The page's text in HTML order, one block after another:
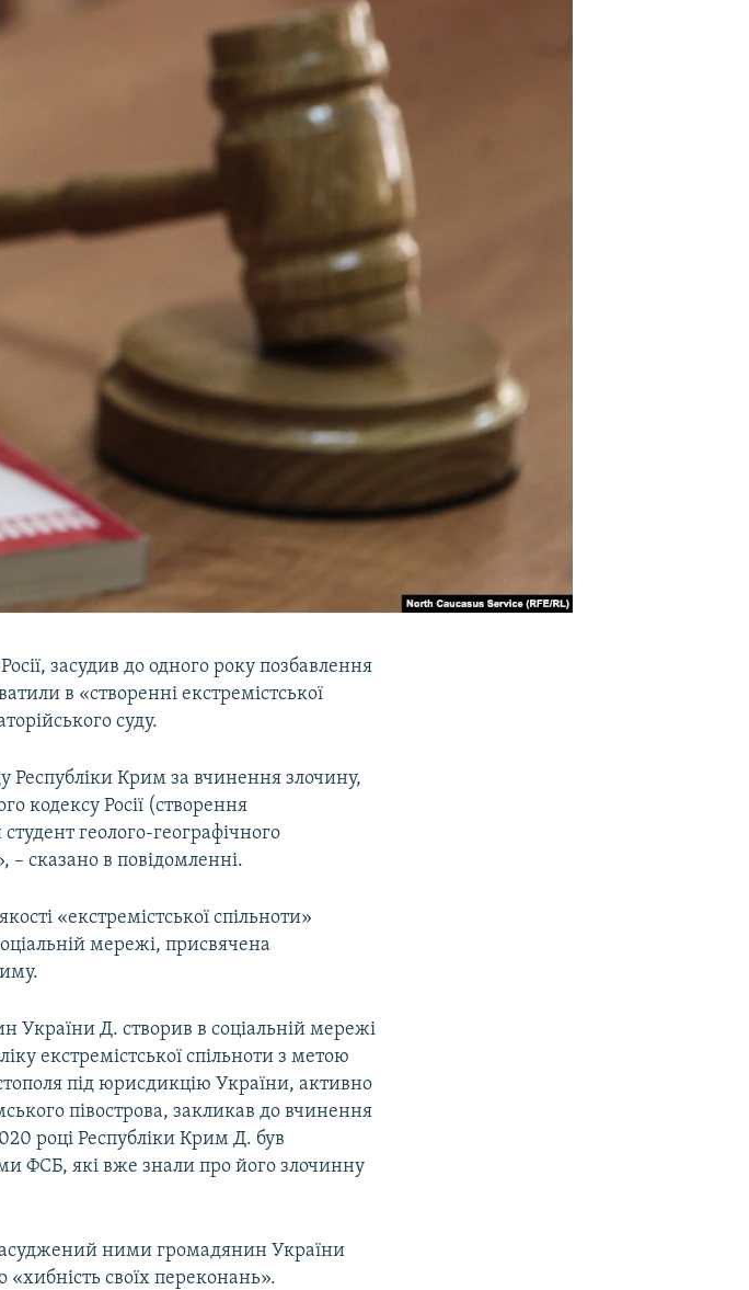
засудив до одного року позбавлення
в «створенні екстремістської
суду.
Республіки Крим за вчинення злочину,
кодексу Росії (створення
геолого-географічного
– сказано в повідомленні.
«екстремістської спільноти»
мережі, присвячена
України Д. створив в соціальній мережі
екстремістської спільноти з метою
під юрисдикцію України, активно
півострова, закликав до вчинення
році Республіки Крим Д. був
ФСБ, які вже знали про його злочинну
ними громадянин України
своїх переконань».